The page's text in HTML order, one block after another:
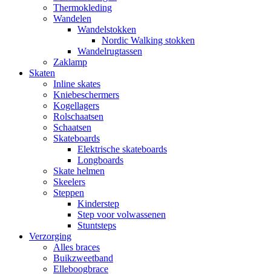
Thermokleding
Wandelen
Wandelstokken
Nordic Walking stokken
Wandelrugtassen
Zaklamp
Skaten
Inline skates
Kniebeschermers
Kogellagers
Rolschaatsen
Schaatsen
Skateboards
Elektrische skateboards
Longboards
Skate helmen
Skeelers
Steppen
Kinderstep
Step voor volwassenen
Stuntsteps
Verzorging
Alles braces
Buikzweetband
Elleboogbrace